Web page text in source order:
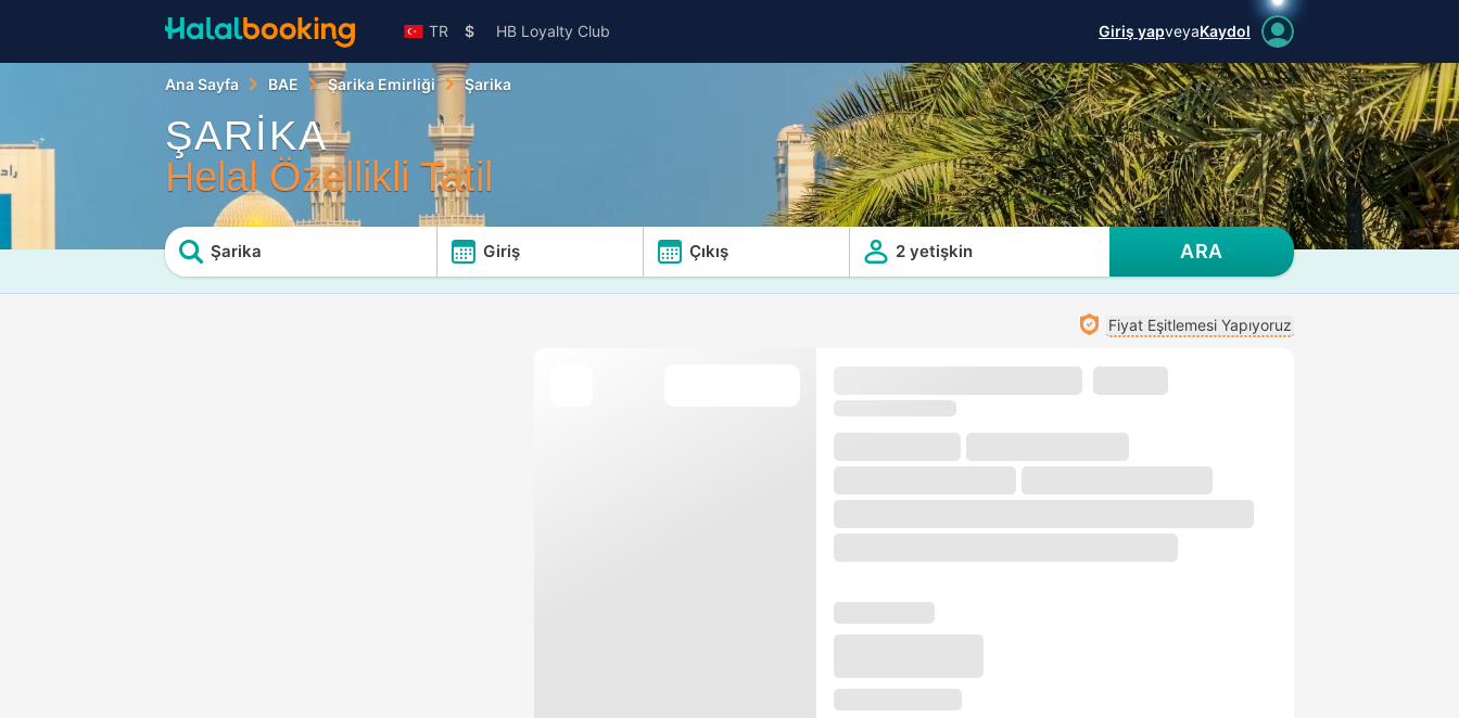
TR $ HB Loyalty Club Giriş yapveyaKaydol
Ana Sayfa BAE Şarika Emirliği Şarika
ŞARİKA
Helal Özellikli Tatil
Şarika Giriş Çıkış 2 yetişkin ARA
Fiyat Eşitlemesi Yapıyoruz